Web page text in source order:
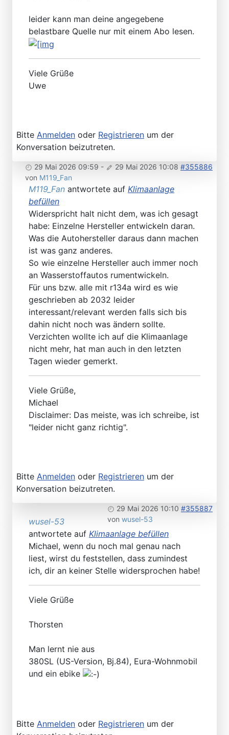
leider kann man deine angegebene
belastbare Quelle nur mit einem Abo lesen.
Viele Grüße
Uwe
Bitte Anmelden oder Registrieren um der
Konversation beizutreten.
29 Mai 2026 09:59 - 29 Mai 2026 10:08 #355886
von M119_Fan
M119_Fan antwortete auf Klimaanlage
befüllen
Widerspricht halt nicht dem, was ich gesagt
habe: Einzelne Hersteller entwickeln daran.
Was die Autohersteller daraus dann machen
ist was ganz anderes.
So wie einzelne Hersteller auch immer noch
an Wasserstoffautos rumentwickeln.
Für uns bzw. alle mit r134a wird es wie
geschrieben ab 2032 leider
interessant/relevant werden falls sich bis
dahin nicht noch was ändern sollte.
Verzichten wollte ich auf die Klimaanlage
nicht mehr, hat man auch in den letzten
Tagen wieder gemerkt.
Viele Grüße,
Michael
Disclaimer: Das meiste, was ich schreibe, ist
"leider nicht ganz richtig".
Bitte Anmelden oder Registrieren um der
Konversation beizutreten.
29 Mai 2026 10:10 #355887
von wusel-53
wusel-53
antwortete auf Klimaanlage befüllen
Michael, wenn du noch mal genau nach
liest, wirst du feststellen, dass zumindest
ich, dir an keiner Stelle widersprochen habe!
Viele Grüße
Thorsten
Man lernt nie aus
380SL (US-Version, Bj.84), Eura-Wohnmobil
und ein ebike
Bitte Anmelden oder Registrieren um der